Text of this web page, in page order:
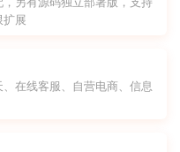
另有源码独立部署版，支持
扩展
在线客服、自营电商、信息